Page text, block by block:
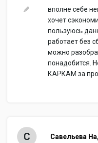
вполне себе
хочет
пользуюсь
работает без
можно
понадобится.
КАРКАМ за
С Савельева